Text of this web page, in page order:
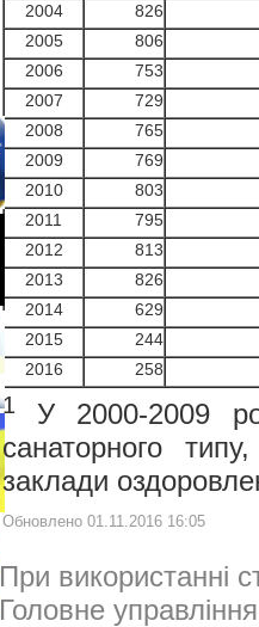
2004
826
2005
806
2006
753
2007
729
2008
765
2009
769
2010
803
2011
795
2012
813
2013
826
2014
629
2015
244
2016
258
1 У 2000-2009
санаторного
заклади
Обновлено 01.11.2016 16:05
При використанні
Головне